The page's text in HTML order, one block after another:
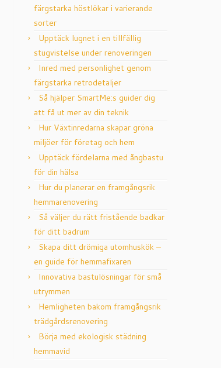
färgstarka höstlökar i varierande
sorter
Upptäck lugnet i en tillfällig
stugvistelse under renoveringen
Inred med personlighet genom
färgstarka retrodetaljer
Så hjälper SmartMe:s guider dig
att få ut mer av din teknik
Hur Växtinredarna skapar gröna
miljöer för företag och hem
Upptäck fördelarna med ångbastu
för din hälsa
Hur du planerar en framgångsrik
hemmarenovering
Så väljer du rätt fristående badkar
för ditt badrum
Skapa ditt drömiga utomhuskök –
en guide för hemmafixaren
Innovativa bastulösningar för små
utrymmen
Hemligheten bakom framgångsrik
trädgårdsrenovering
Börja med ekologisk städning
hemmavid